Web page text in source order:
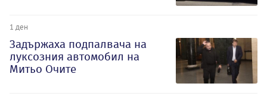
1 ден
Задържаха подпалвача на
луксозния автомобил на
Митьо Очите